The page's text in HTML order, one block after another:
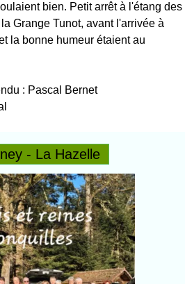
bien. Petit arrêt à l'étang des
Grange Tunot, avant l'arrivée à
la bonne humeur étaient au
: Pascal Bernet
- La Hazelle